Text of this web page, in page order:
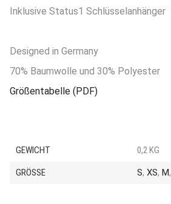
Inklusive Status1 Schlüsselanhänger
Designed in Germany
70% Baumwolle und 30% Polyester
Größentabelle (PDF)
GEWICHT 0,2 KG
GRÖSSE S, XS, M,